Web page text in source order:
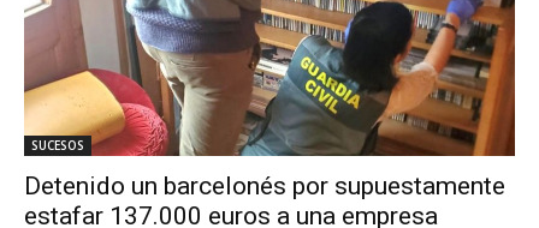
SUCESOS
Detenido un barcelonés por supuestamente
estafar 137.000 euros a una empresa